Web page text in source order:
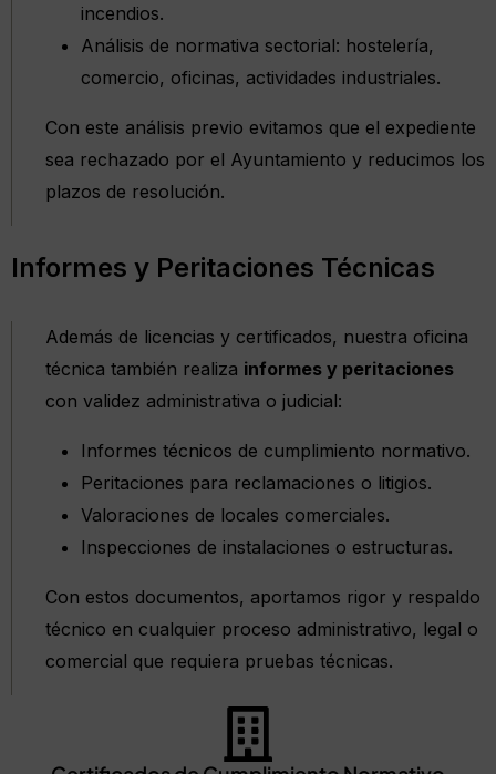
incendios.
Análisis de normativa sectorial: hostelería,
comercio, oficinas, actividades industriales.
Con este análisis previo evitamos que el expediente
sea rechazado por el Ayuntamiento y reducimos los
plazos de resolución.
Informes y Peritaciones Técnicas
Además de licencias y certificados, nuestra oficina
técnica también realiza informes y peritaciones
con validez administrativa o judicial:
Informes técnicos de cumplimiento normativo.
Peritaciones para reclamaciones o litigios.
Valoraciones de locales comerciales.
Inspecciones de instalaciones o estructuras.
Con estos documentos, aportamos rigor y respaldo
técnico en cualquier proceso administrativo, legal o
comercial que requiera pruebas técnicas.